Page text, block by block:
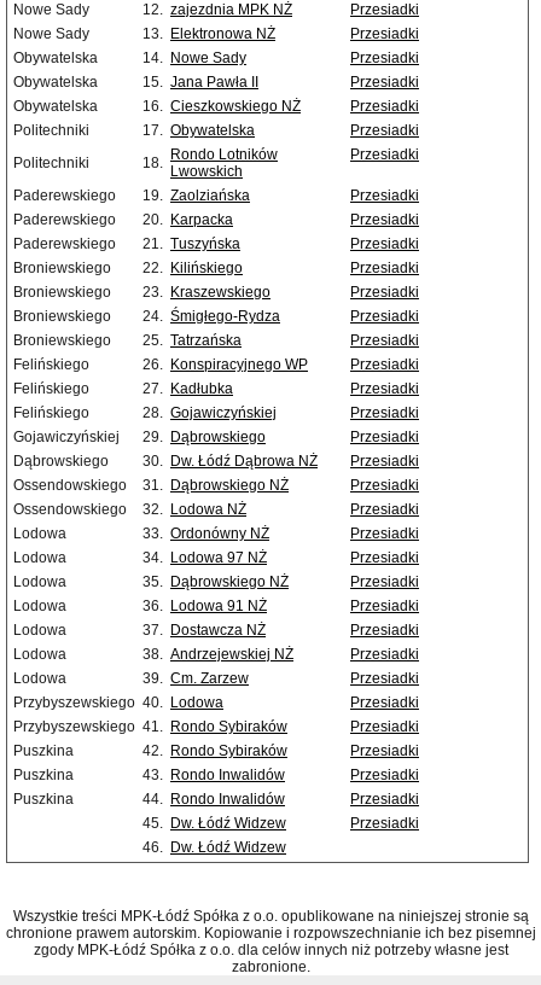
Nowe Sady
12. zajezdnia MPK NŻ
Przesiadki
Nowe Sady
13. Elektronowa NŻ
Przesiadki
Obywatelska
14. Nowe Sady
Przesiadki
Obywatelska
15. Jana Pawła II
Przesiadki
Obywatelska
16. Cieszkowskiego NŻ
Przesiadki
Politechniki
17. Obywatelska
Przesiadki
Politechniki
18. Rondo Lotników
Lwowskich
Przesiadki
Paderewskiego 19. Zaolziańska
Przesiadki
Paderewskiego
20. Karpacka
Przesiadki
Paderewskiego
21. Tuszyńska
Przesiadki
Broniewskiego
22. Kilińskiego
Przesiadki
Broniewskiego
23. Kraszewskiego
Przesiadki
Broniewskiego
24. Śmigłego-Rydza
Przesiadki
Broniewskiego
25. Tatrzańska
Przesiadki
Felińskiego
26. Konspiracyjnego WP
Przesiadki
Felińskiego
27. Kadłubka
Przesiadki
Felińskiego
28. Gojawiczyńskiej
Przesiadki
Gojawiczyńskiej
29. Dąbrowskiego
Przesiadki
Dąbrowskiego
30. Dw. Łódź Dąbrowa NŻ
Przesiadki
Ossendowskiego
31. Dąbrowskiego NŻ
Przesiadki
Ossendowskiego
32. Lodowa NŻ
Przesiadki
Lodowa
33. Ordonówny NŻ
Przesiadki
Lodowa
34. Lodowa 97 NŻ
Przesiadki
Lodowa
35. Dąbrowskiego NŻ
Przesiadki
Lodowa
36. Lodowa 91 NŻ
Przesiadki
Lodowa
37. Dostawcza NŻ
Przesiadki
Lodowa
38. Andrzejewskiej NŻ
Przesiadki
Lodowa
39. Cm. Zarzew
Przesiadki
Przybyszewskiego 40. Lodowa
Przesiadki
Przybyszewskiego 41. Rondo Sybiraków
Przesiadki
Puszkina
42. Rondo Sybiraków
Przesiadki
Puszkina
43. Rondo Inwalidów
Przesiadki
Puszkina
44. Rondo Inwalidów
Przesiadki
45. Dw. Łódź Widzew
Przesiadki
46. Dw. Łódź Widzew
Wszystkie treści MPK-Łódź Spółka z o.o. opublikowane na niniejszej stronie są
chronione prawem autorskim. Kopiowanie i rozpowszechnianie ich bez pisemnej
zgody MPK-Łódź Spółka z o.o. dla celów innych niż potrzeby własne jest
zabronione.